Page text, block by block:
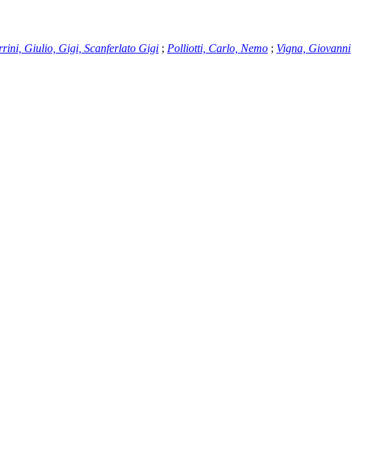
Giulio, Gigi, Scanferlato Gigi ; Polliotti, Carlo, Nemo ; Vigna, Giovanni